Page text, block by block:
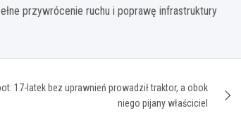
przywrócenie ruchu i poprawę infrastruktury
17-latek bez uprawnień prowadził traktor, a obok
niego pijany właściciel